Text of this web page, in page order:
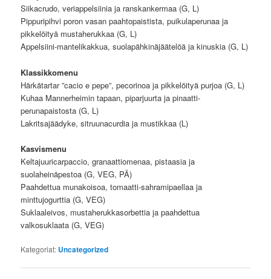
Siikacrudo, veriappelsiinia ja ranskankermaa (G, L)
Pippuripihvi poron vasan paahtopaistista, puikulaperunaa ja
pikkelöityä mustaherukkaa (G, L)
Appelsiini-mantelikakkua, suolapähkinäjäätelöä ja kinuskia (G, L)
Klassikkomenu
Härkätartar ”cacio e pepe”, pecorinoa ja pikkelöityä purjoa (G, L)
Kuhaa Mannerheimin tapaan, piparjuurta ja pinaatti-
perunapaistosta (G, L)
Lakritsajäädyke, sitruunacurdia ja mustikkaa (L)
Kasvismenu
Keltajuuricarpaccio, granaattiomenaa, pistaasia ja
suolaheinäpestoa (G, VEG, PÄ)
Paahdettua munakoisoa, tomaatti-sahramipaellaa ja
minttujogurttia (G, VEG)
Suklaaleivos, mustaherukkasorbettia ja paahdettua
valkosuklaata (G, VEG)
Kategoriat: Uncategorized